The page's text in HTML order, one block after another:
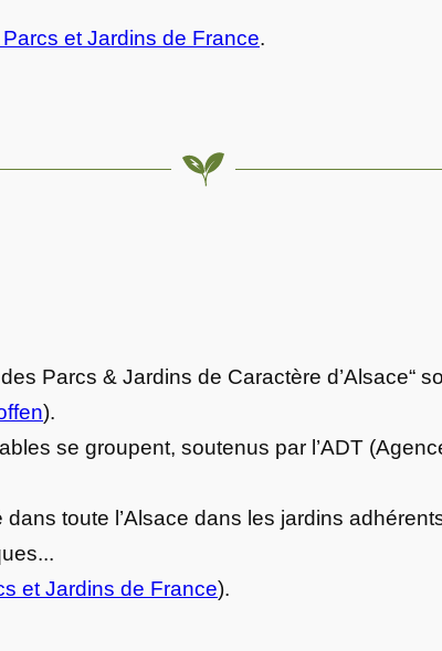
et Jardins de France.
Parcs & Jardins de Caractère d’Alsace“
).
se groupent, soutenus par l’ADT
dans toute l’Alsace dans les jardins
et Jardins de France).